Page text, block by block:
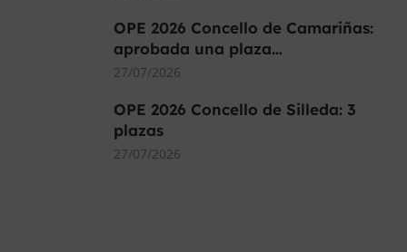
OPE 2026 Concello de Camariñas:
aprobada una plaza…
27/07/2026
OPE 2026 Concello de Silleda: 3
plazas
27/07/2026